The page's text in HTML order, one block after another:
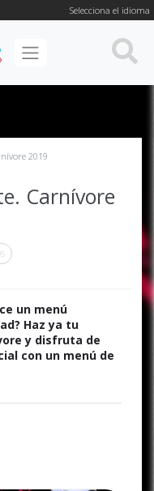
Selecciona el idioma
2019
Carnívore
un menú
Haz ya tu
y disfruta de
con un menú de